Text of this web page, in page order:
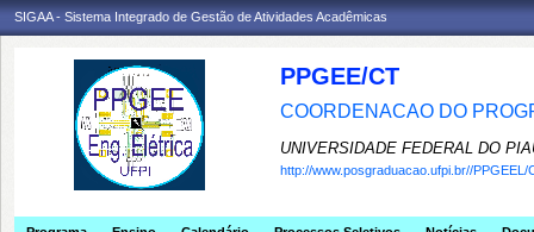
SIGAA - Sistema Integrado de Gestão de Atividades Acadêmicas
PPGEE/CT
COORDENACAO DO
UNIVERSIDADE FEDERAL DO
http://www.posgraduacao.ufpi.br//PPGEEL/